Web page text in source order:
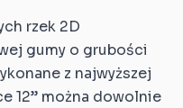
rzek 2D
gumy o grubości
z najwyższej
12” można dowolnie